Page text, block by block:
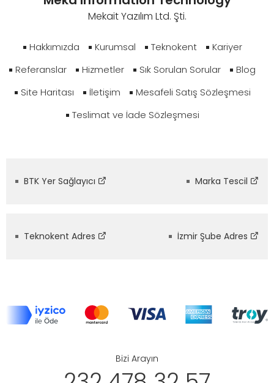
Mekait Yazılım Ltd. Şti.
Hakkımızda Kurumsal Teknokent
Kariyer
Referanslar
Hizmetler Sık Sorulan Sorular
Blog
Site Haritası
İletişim
Mesafeli Satış Sözleşmesi
Teslimat ve İade Sözleşmesi
BTK Yer Sağlayıcı Marka Tescil
Teknokent Adres İzmir Şube Adres
Bizi Arayın